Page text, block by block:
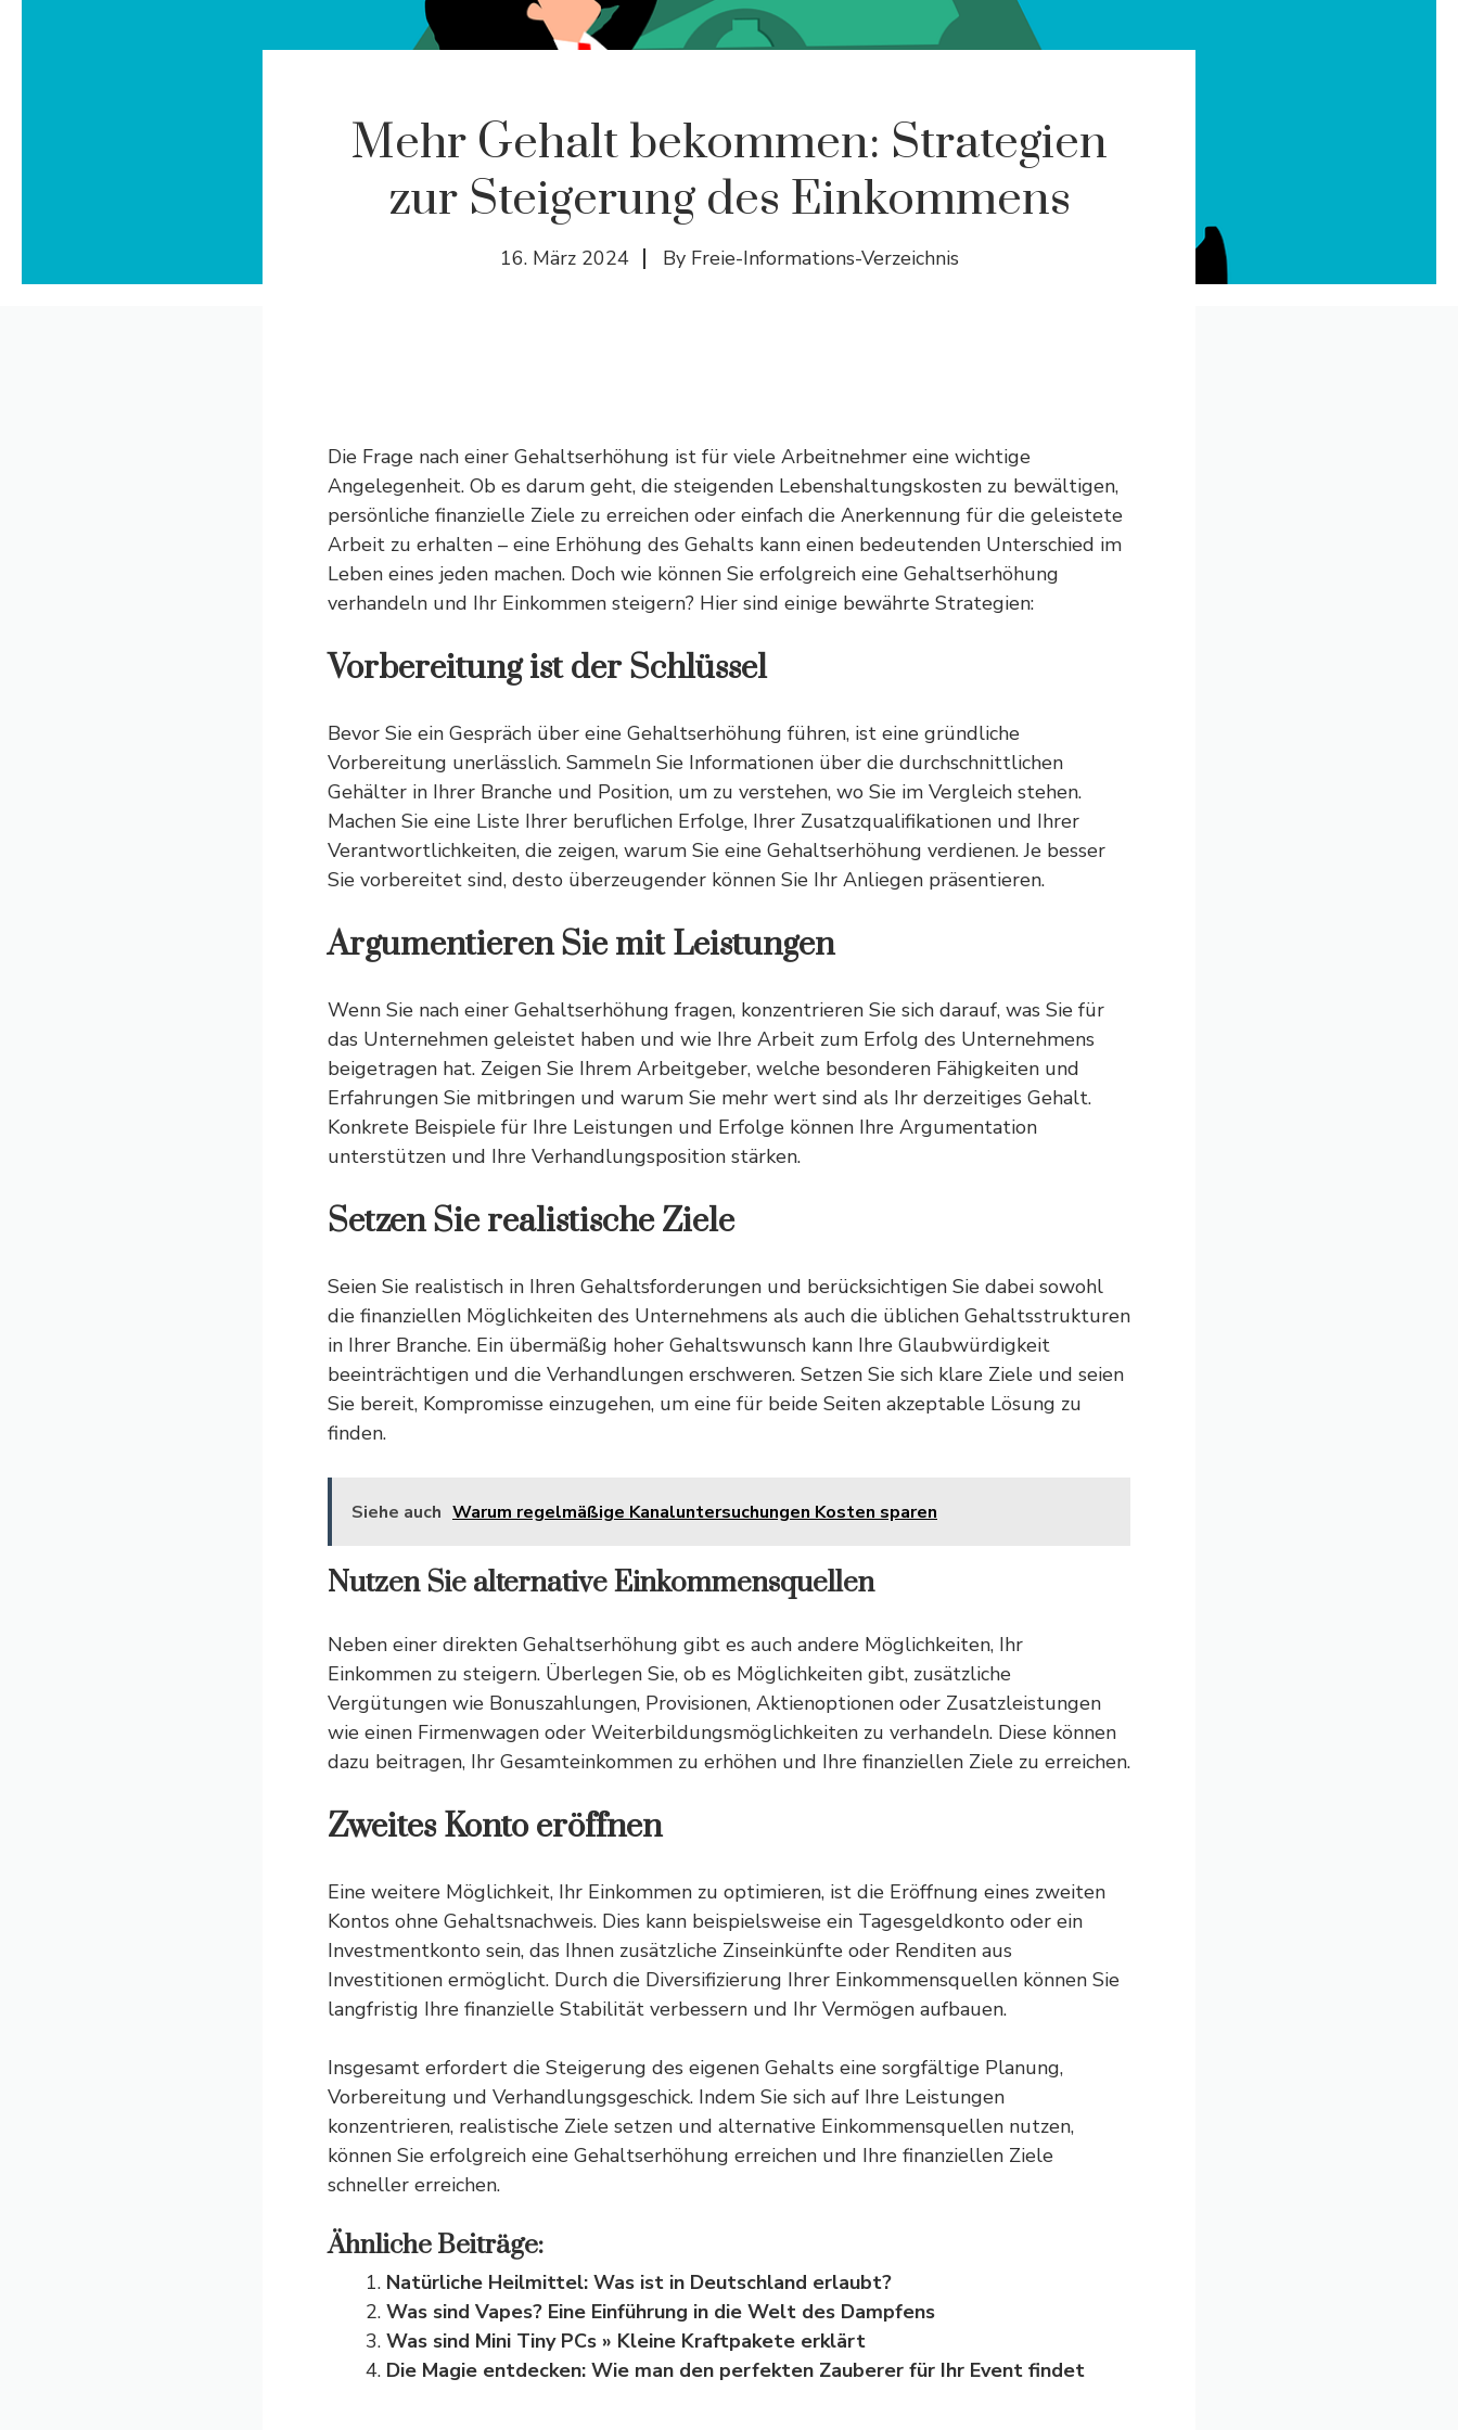
Mehr Gehalt bekommen: Strategien
zur Steigerung des Einkommens
16. März 2024 By Freie-Informations-Verzeichnis
Die Frage nach einer Gehaltserhöhung ist für viele Arbeitnehmer eine wichtige
Angelegenheit. Ob es darum geht, die steigenden Lebenshaltungskosten zu bewältigen,
persönliche finanzielle Ziele zu erreichen oder einfach die Anerkennung für die geleistete
Arbeit zu erhalten – eine Erhöhung des Gehalts kann einen bedeutenden Unterschied im
Leben eines jeden machen. Doch wie können Sie erfolgreich eine Gehaltserhöhung
verhandeln und Ihr Einkommen steigern? Hier sind einige bewährte Strategien:
Vorbereitung ist der Schlüssel
Bevor Sie ein Gespräch über eine Gehaltserhöhung führen, ist eine gründliche
Vorbereitung unerlässlich. Sammeln Sie Informationen über die durchschnittlichen
Gehälter in Ihrer Branche und Position, um zu verstehen, wo Sie im Vergleich stehen.
Machen Sie eine Liste Ihrer beruflichen Erfolge, Ihrer Zusatzqualifikationen und Ihrer
Verantwortlichkeiten, die zeigen, warum Sie eine Gehaltserhöhung verdienen. Je besser
Sie vorbereitet sind, desto überzeugender können Sie Ihr Anliegen präsentieren.
Argumentieren Sie mit Leistungen
Wenn Sie nach einer Gehaltserhöhung fragen, konzentrieren Sie sich darauf, was Sie für
das Unternehmen geleistet haben und wie Ihre Arbeit zum Erfolg des Unternehmens
beigetragen hat. Zeigen Sie Ihrem Arbeitgeber, welche besonderen Fähigkeiten und
Erfahrungen Sie mitbringen und warum Sie mehr wert sind als Ihr derzeitiges Gehalt.
Konkrete Beispiele für Ihre Leistungen und Erfolge können Ihre Argumentation
unterstützen und Ihre Verhandlungsposition stärken.
Setzen Sie realistische Ziele
Seien Sie realistisch in Ihren Gehaltsforderungen und berücksichtigen Sie dabei sowohl
die finanziellen Möglichkeiten des Unternehmens als auch die üblichen Gehaltsstrukturen
in Ihrer Branche. Ein übermäßig hoher Gehaltswunsch kann Ihre Glaubwürdigkeit
beeinträchtigen und die Verhandlungen erschweren. Setzen Sie sich klare Ziele und seien
Sie bereit, Kompromisse einzugehen, um eine für beide Seiten akzeptable Lösung zu
finden.
Siehe auch Warum regelmäßige Kanaluntersuchungen Kosten sparen
Nutzen Sie alternative Einkommensquellen
Neben einer direkten Gehaltserhöhung gibt es auch andere Möglichkeiten, Ihr
Einkommen zu steigern. Überlegen Sie, ob es Möglichkeiten gibt, zusätzliche
Vergütungen wie Bonuszahlungen, Provisionen, Aktienoptionen oder Zusatzleistungen
wie einen Firmenwagen oder Weiterbildungsmöglichkeiten zu verhandeln. Diese können
dazu beitragen, Ihr Gesamteinkommen zu erhöhen und Ihre finanziellen Ziele zu erreichen.
Zweites Konto eröffnen
Eine weitere Möglichkeit, Ihr Einkommen zu optimieren, ist die Eröffnung eines zweiten
Kontos ohne Gehaltsnachweis. Dies kann beispielsweise ein Tagesgeldkonto oder ein
Investmentkonto sein, das Ihnen zusätzliche Zinseinkünfte oder Renditen aus
Investitionen ermöglicht. Durch die Diversifizierung Ihrer Einkommensquellen können Sie
langfristig Ihre finanzielle Stabilität verbessern und Ihr Vermögen aufbauen.
Insgesamt erfordert die Steigerung des eigenen Gehalts eine sorgfältige Planung,
Vorbereitung und Verhandlungsgeschick. Indem Sie sich auf Ihre Leistungen
konzentrieren, realistische Ziele setzen und alternative Einkommensquellen nutzen,
können Sie erfolgreich eine Gehaltserhöhung erreichen und Ihre finanziellen Ziele
schneller erreichen.
Ähnliche Beiträge:
Natürliche Heilmittel: Was ist in Deutschland erlaubt?
Was sind Vapes? Eine Einführung in die Welt des Dampfens
Was sind Mini Tiny PCs » Kleine Kraftpakete erklärt
Die Magie entdecken: Wie man den perfekten Zauberer für Ihr Event findet